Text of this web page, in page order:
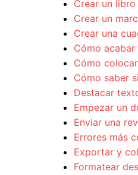
Crear un
Crear un
Crear una
Cómo
Cómo
Cómo saber
Destacar
Empezar un
Enviar una
Errores más
Exportar y
Formatear